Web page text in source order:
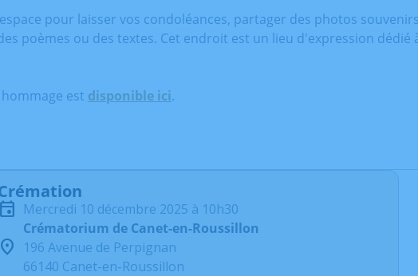
pour laisser vos condoléances, partager des photos
poèmes ou des textes. Cet endroit est un lieu d'expression
est disponible ici.
mercredi 10 décembre 2025 à 10h30
Crématorium de Canet-en-Roussillon
196 Avenue de Perpignan
66140 Canet-en-Roussillon